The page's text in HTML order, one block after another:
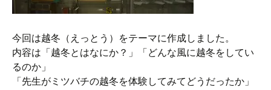
今回は越冬（えっとう）をテーマに作成しました。
内容は「越冬とはなにか？」「どんな風に越冬をしてい
るのか」
「先生がミツバチの越冬を体験してみてどうだったか」